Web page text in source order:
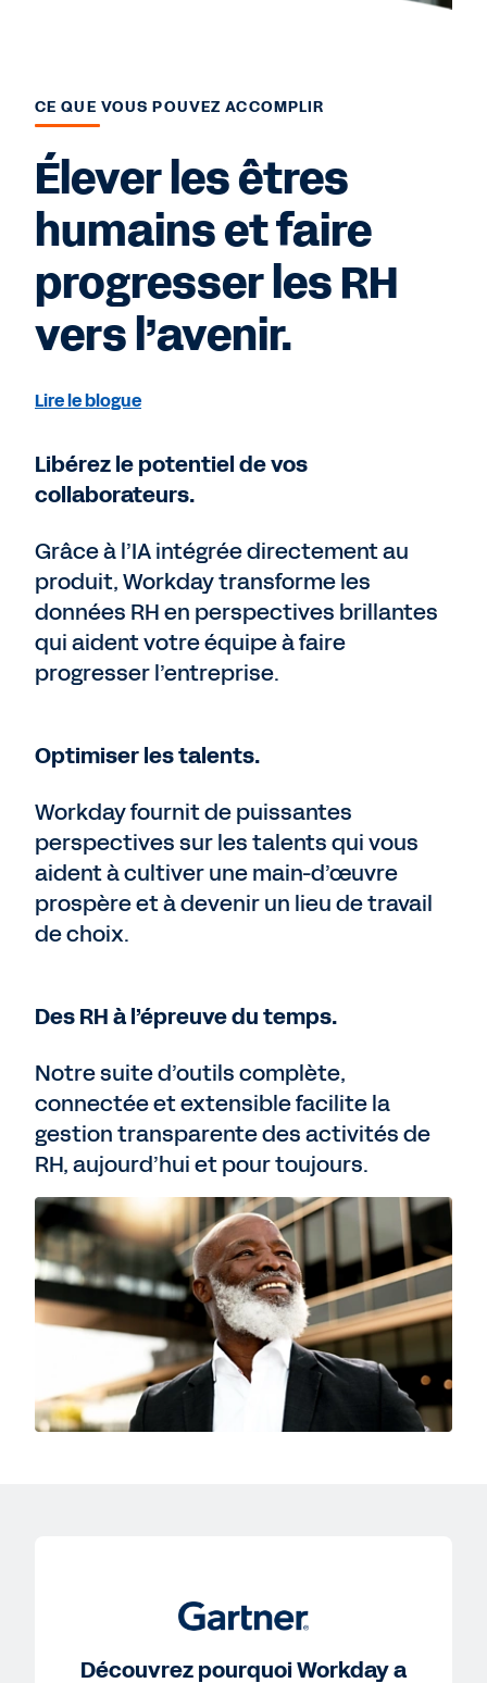
CE QUE VOUS POUVEZ ACCOMPLIR
Élever les êtres
humains et faire
progresser les RH
vers l’avenir.
Lire le blogue
Libérez le potentiel de vos
collaborateurs.
Grâce à l’IA intégrée directement au
produit, Workday transforme les
données RH en perspectives brillantes
qui aident votre équipe à faire
progresser l’entreprise.
Optimiser les talents.
Workday fournit de puissantes
perspectives sur les talents qui vous
aident à cultiver une main-d’œuvre
prospère et à devenir un lieu de travail
de choix.
Des RH à l’épreuve du temps.
Notre suite d’outils complète,
connectée et extensible facilite la
gestion transparente des activités de
RH, aujourd’hui et pour toujours.
Découvrez pourquoi Workday a